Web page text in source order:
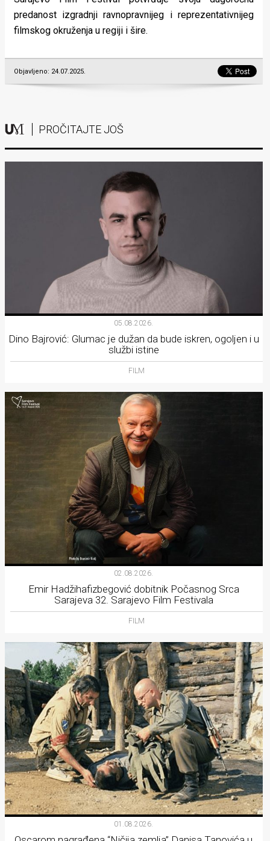
predanost izgradnji ravnopravnijeg i reprezentativnijeg
filmskog okruženja u regiji i šire.
Objavljeno: 24.07.2025.
PROČITAJTE JOŠ
05.08.2026.
Dino Bajrović: Glumac je dužan da bude iskren, ogoljen i u
službi istine
FILM
02.08.2026.
Emir Hadžihafizbegović dobitnik Počasnog Srca
Sarajeva 32. Sarajevo Film Festivala
FILM
01.08.2026.